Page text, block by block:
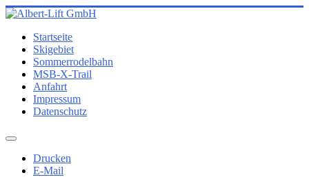
Startseite
Skigebiet
Sommerrodelbahn
MSB-X-Trail
Anfahrt
Impressum
Datenschutz
Drucken
E-Mail